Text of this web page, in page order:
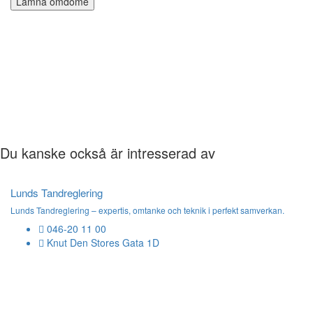
Du kanske också är intresserad av
Lunds Tandreglering
Lunds Tandreglering – expertis, omtanke och teknik i perfekt samverkan.
046-20 11 00
Knut Den Stores Gata 1D